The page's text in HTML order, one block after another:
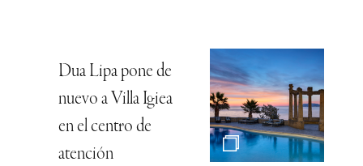
Dua Lipa pone de
nuevo a Villa Igiea
en el centro de
atención